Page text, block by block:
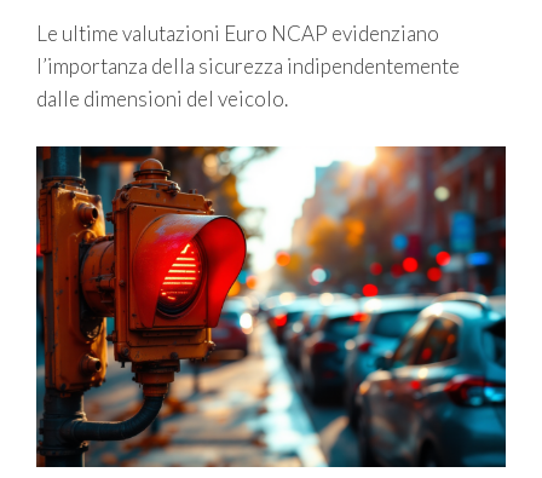
Le ultime valutazioni Euro NCAP evidenziano
l’importanza della sicurezza indipendentemente
dalle dimensioni del veicolo.